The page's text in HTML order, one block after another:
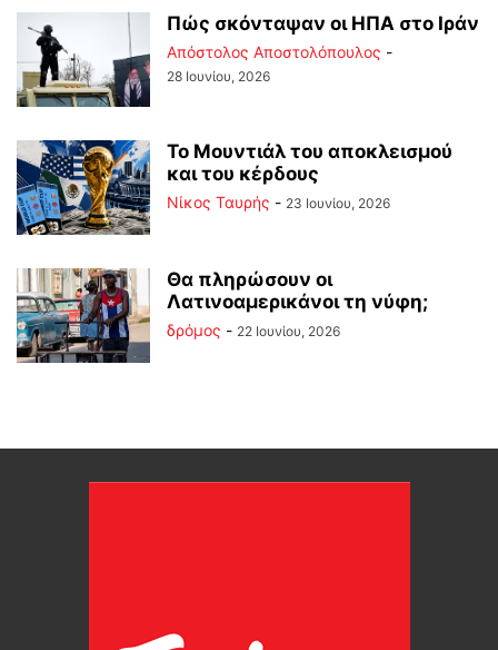
Πώς σκόνταψαν οι ΗΠΑ στο Ιράν
Απόστολος Αποστολόπουλος -
28 Ιουνίου, 2026
Το Μουντιάλ του αποκλεισμού
και του κέρδους
Νίκος Ταυρής - 23 Ιουνίου, 2026
Θα πληρώσουν οι
Λατινοαμερικάνοι τη νύφη;
δρόμος - 22 Ιουνίου, 2026